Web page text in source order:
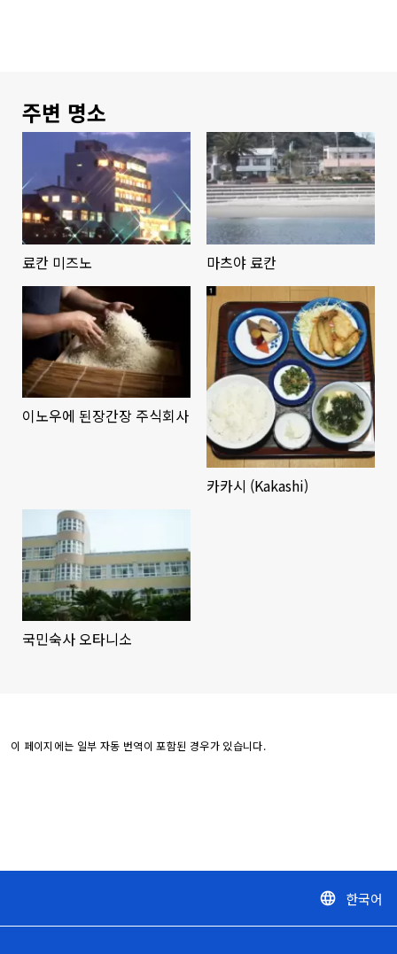
주변 명소
료칸 미즈노 마츠야 료칸
이노우에 된장간장 주식회사
카카시 (Kakashi)
국민숙사 오타니소
이 페이지에는 일부 자동 번역이 포함된 경우가 있습니다.
language 한국어